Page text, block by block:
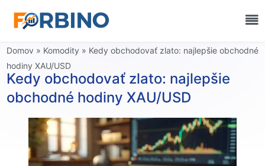
Domov » Komodity » Kedy obchodovať zlato: najlepšie obchodné
hodiny XAU/USD
Kedy obchodovať zlato: najlepšie
obchodné hodiny XAU/USD